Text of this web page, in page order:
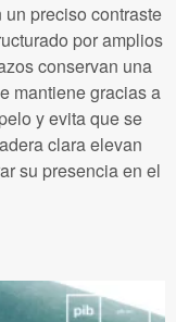
preciso contraste
por amplios
conservan una
mantiene gracias a
y evita que se
clara elevan
su presencia en el